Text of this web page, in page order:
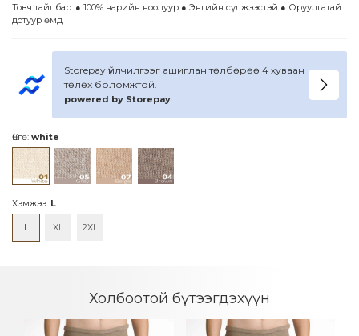
Товч тайлбар: ● 100% нарийн ноолуур ● Энгийн сүлжээстэй ● Оруулгатай
дотуур өмд
Storepay үйлчилгээг ашиглан төлбөрөө 4 хуваан
төлөх боломжтой.
powered by Storepay
Өнгө: white
Хэмжээ: L
L XL 2XL
Холбоотой бүтээгдэхүүн